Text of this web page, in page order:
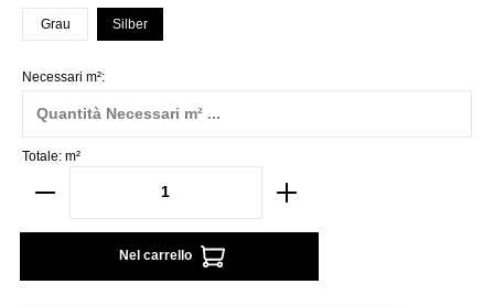
Grau Silber
Necessari m²:
Totale: m²
Nel carrello